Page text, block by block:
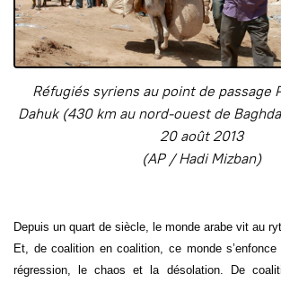
Réfugiés syriens au point de passage
Dahuk (430 km au nord-ouest de
20 août 2013
(AP / Hadi Mizban)
Depuis un quart de siècle, le monde arabe vit au
Et, de coalition en coalition, ce monde
régression, le chaos et la désolation. De